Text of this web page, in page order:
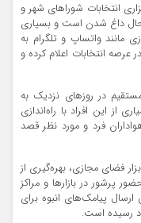
انتخابات شوراهای شهر و
حال داغ شدن است و بسیاری
مانند واتساپ و تلگرام به
انتخابات اعلام کرده و
در روزهای نزدیک به
از این افراد با راه‌اندازی
فرد و مورد نظر قصد
فضای مجازی، بهره‌گیری از
پرشور در بازارها و مراکز
پیامک‌های انبوه برای
رسیده است.